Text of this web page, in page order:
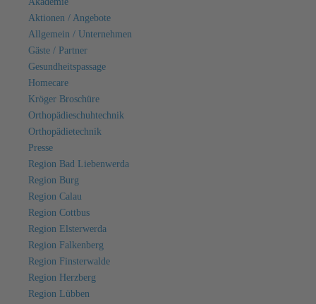
Aktionen / Angebote
Allgemein / Unternehmen
Gäste / Partner
Gesundheitspassage
Homecare
Kröger Broschüre
Orthopädieschuhtechnik
Orthopädietechnik
Presse
Region Bad Liebenwerda
Region Burg
Region Calau
Region Cottbus
Region Elsterwerda
Region Falkenberg
Region Finsterwalde
Region Herzberg
Region Lübben